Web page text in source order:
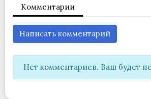
Комментарии
Написать комментарий
Нет комментариев. Ваш будет